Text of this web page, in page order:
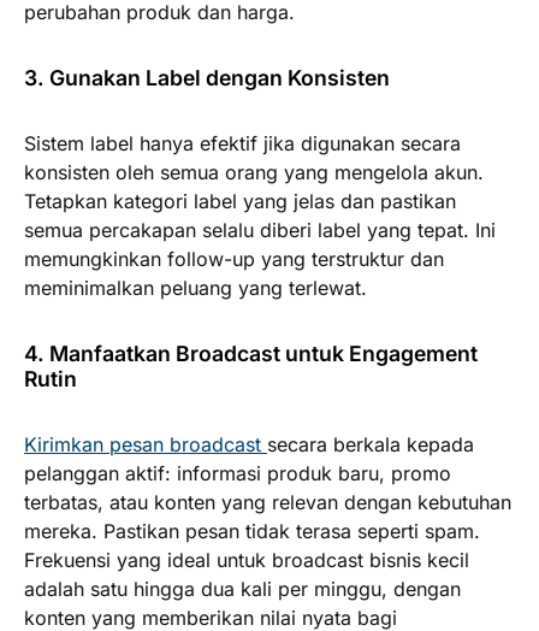
perubahan produk dan harga.
3. Gunakan Label dengan Konsisten
Sistem label hanya efektif jika digunakan secara
konsisten oleh semua orang yang mengelola akun.
Tetapkan kategori label yang jelas dan pastikan
semua percakapan selalu diberi label yang tepat. Ini
memungkinkan follow-up yang terstruktur dan
meminimalkan peluang yang terlewat.
4. Manfaatkan Broadcast untuk Engagement
Rutin
Kirimkan pesan broadcast secara berkala kepada
pelanggan aktif: informasi produk baru, promo
terbatas, atau konten yang relevan dengan kebutuhan
mereka. Pastikan pesan tidak terasa seperti spam.
Frekuensi yang ideal untuk broadcast bisnis kecil
adalah satu hingga dua kali per minggu, dengan
konten yang memberikan nilai nyata bagi